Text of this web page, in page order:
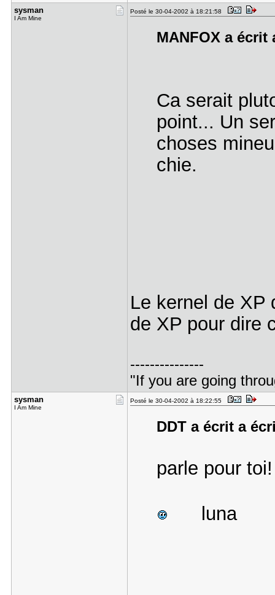
sysman
I Am Mine
Posté le 30-04-2002 à 18:21:58
MANFOX a
Ca serait
point... Un
choses
chie.
Le kernel de
de XP pour dire
---------------
"If you are going
sysman
I Am Mine
Posté le 30-04-2002 à 18:22:55
DDT a écrit a
parle pour toi!
luna